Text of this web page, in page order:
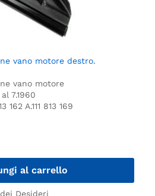
vano motore destro.
vano motore
7.1960
162 A.111 813 169
al carrello
Desideri